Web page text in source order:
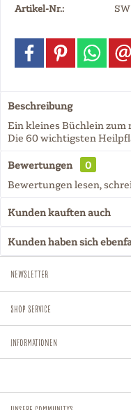
Artikel-Nr.:
Beschreibung
Ein kleines Büchlein
Die 60 wichtigsten
Bewertungen
0
Bewertungen lesen,
Kunden kauften auch
Kunden haben sich
Newsletter
Shop Service
Informationen